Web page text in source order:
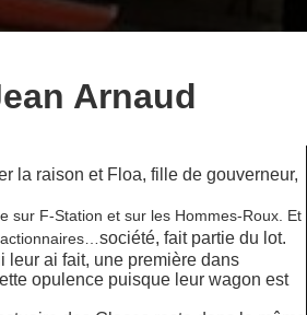
Arnaud
la raison et Floa, fille de gouverneur,
sur F-Station et sur les Hommes-Roux. Et
société, fait partie du lot.
leur ai fait, une première dans
opulence puisque leur wagon est